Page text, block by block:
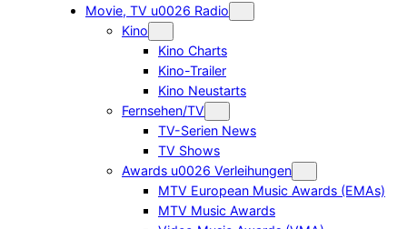
Movie, TV u0026 Radio
Kino
Kino Charts
Kino-Trailer
Kino Neustarts
Fernsehen/TV
TV-Serien News
TV Shows
Awards u0026 Verleihungen
MTV European Music Awards (EMAs)
MTV Music Awards